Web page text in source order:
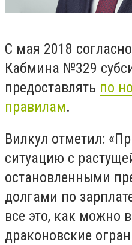
С мая 2018
Кабмина №329
предоставлять по
правилам.
Вилкул отметил:
ситуацию с
остановленными
долгами по
все это, как можно
драконовские